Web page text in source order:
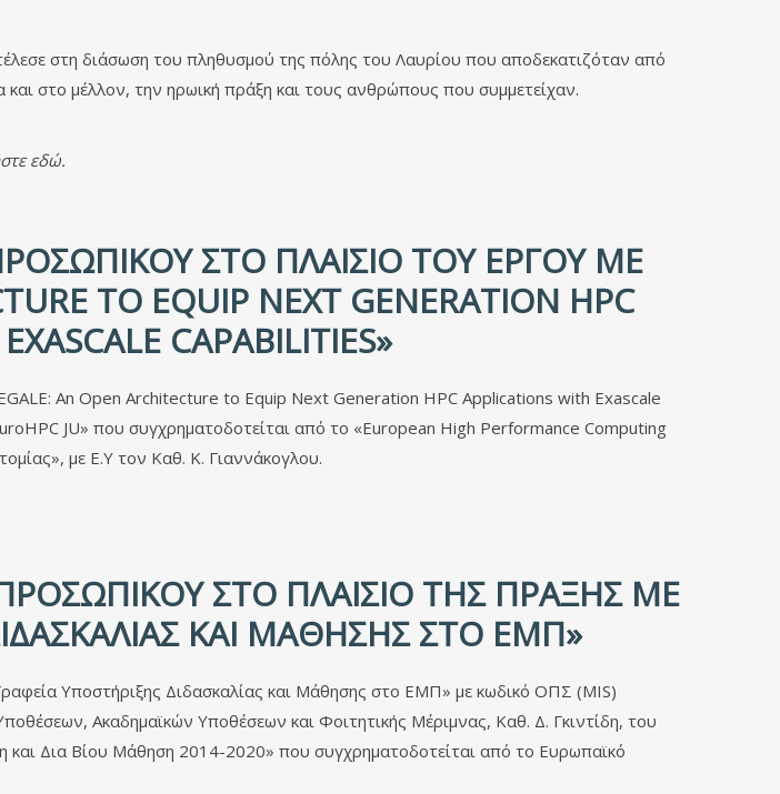
στη διάσωση του πληθυσμού της πόλης του Λαυρίου που αποδεκατιζόταν από
στο μέλλον, την ηρωική πράξη και τους ανθρώπους που συμμετείχαν.
εδώ.
ΣΤΟ ΠΛΑΊΣΙΟ ΤΟΥ ΈΡΓΟΥ ΜΕ
TO EQUIP NEXT GENERATION HPC
CAPABILITIES»
An Open Architecture to Equip Next Generation HPC Applications with Exascale
JU» που συγχρηματοδοτείται από το «European High Performance Computing
με Ε.Υ τον Καθ. Κ. Γιαννάκογλου.
ΣΤΟ ΠΛΑΊΣΙΟ ΤΗΣ ΠΡΆΞΗΣ ΜΕ
ΚΑΙ ΜΑΘΗΣΗΣ ΣΤΟ ΕΜΠ»
Υποστήριξης Διδασκαλίας και Μάθησης στο ΕΜΠ» με κωδικό ΟΠΣ (MIS)
Ακαδημαϊκών Υποθέσεων και Φοιτητικής Μέριμνας, Καθ. Δ. Γκιντίδη, του
Δια Βίου Μάθηση 2014-2020» που συγχρηματοδοτείται από το Ευρωπαϊκό